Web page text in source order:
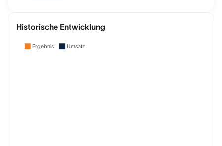
Historische Entwicklung
Ergebnis Umsatz